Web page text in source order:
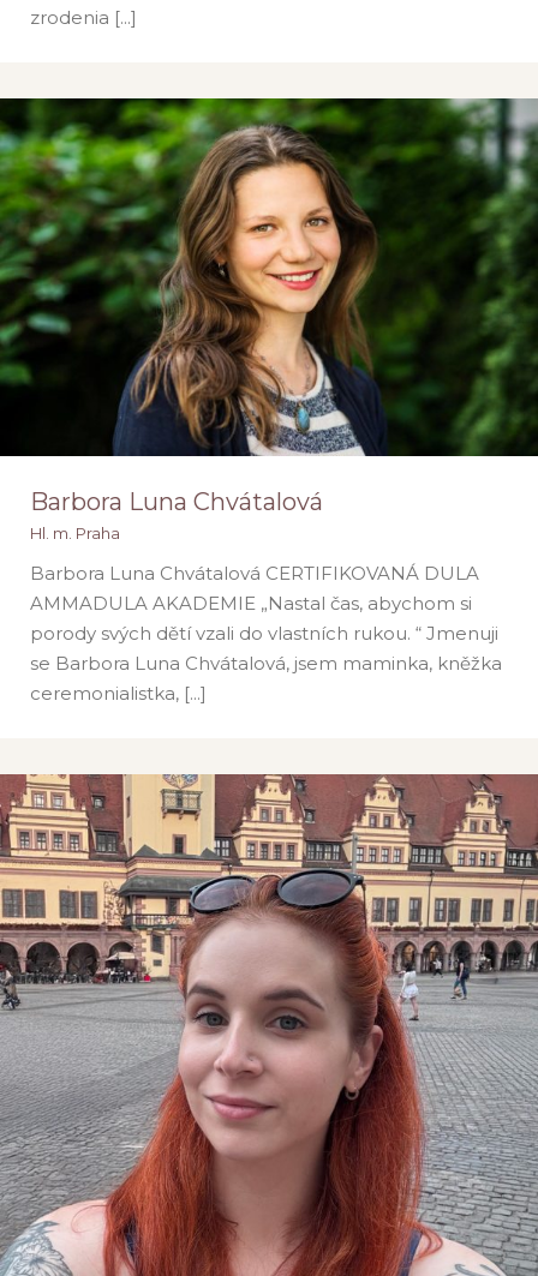
Barbora Gráčová
Slovenská republika
zrodenia [...]
Barbora Luna Chvátalová
Hl. m. Praha
Barbora Luna Chvátalová
Hl. m. Praha
Barbora Luna Chvátalová CERTIFIKOVANÁ DULA
AMMADULA AKADEMIE „Nastal čas, abychom si
porody svých dětí vzali do vlastních rukou. “ Jmenuji
se Barbora Luna Chvátalová, jsem maminka, kněžka
ceremonialistka, [...]